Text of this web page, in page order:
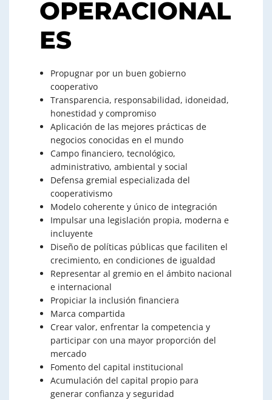
OPERACIONAL
ES
Propugnar por un buen gobierno
cooperativo
Transparencia, responsabilidad, idoneidad,
honestidad y compromiso
Aplicación de las mejores prácticas de
negocios conocidas en el mundo
Campo financiero, tecnológico,
administrativo, ambiental y social
Defensa gremial especializada del
cooperativismo
Modelo coherente y único de integración
Impulsar una legislación propia, moderna e
incluyente
Diseño de políticas públicas que faciliten el
crecimiento, en condiciones de igualdad
Representar al gremio en el ámbito nacional
e internacional
Propiciar la inclusión financiera
Marca compartida
Crear valor, enfrentar la competencia y
participar con una mayor proporción del
mercado
Fomento del capital institucional
Acumulación del capital propio para
generar confianza y seguridad